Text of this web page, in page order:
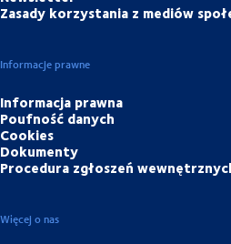
Zasady korzystania z mediów
Informacje prawne
Informacja prawna
Poufność danych
Cookies
Dokumenty
Procedura zgłoszeń
Więcej o nas